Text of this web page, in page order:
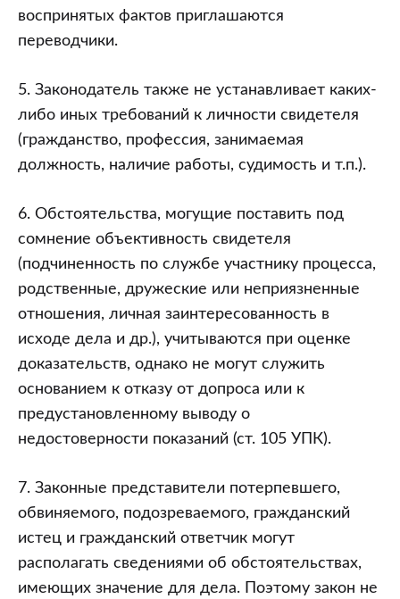
воспринятых фактов приглашаются
переводчики.
5. Законодатель также не устанавливает каких-
либо иных требований к личности свидетеля
(гражданство, профессия, занимаемая
должность, наличие работы, судимость и т.п.).
6. Обстоятельства, могущие поставить под
сомнение объективность свидетеля
(подчиненность по службе участнику процесса,
родственные, дружеские или неприязненные
отношения, личная заинтересованность в
исходе дела и др.), учитываются при оценке
доказательств, однако не могут служить
основанием к отказу от допроса или к
предустановленному выводу о
недостоверности показаний (ст. 105 УПК).
7. Законные представители потерпевшего,
обвиняемого, подозреваемого, гражданский
истец и гражданский ответчик могут
располагать сведениями об обстоятельствах,
имеющих значение для дела. Поэтому закон не